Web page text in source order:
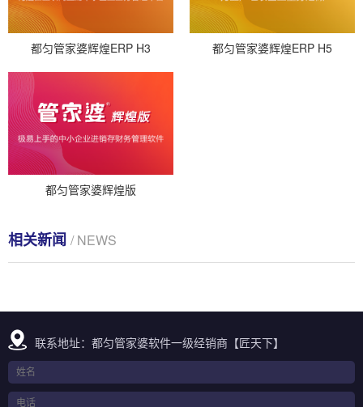
都匀管家婆辉煌ERP H3 都匀管家婆辉煌ERP H5
都匀管家婆辉煌版
相关新闻 / NEWS
联系地址：都匀管家婆软件一级经销商【匠天下】